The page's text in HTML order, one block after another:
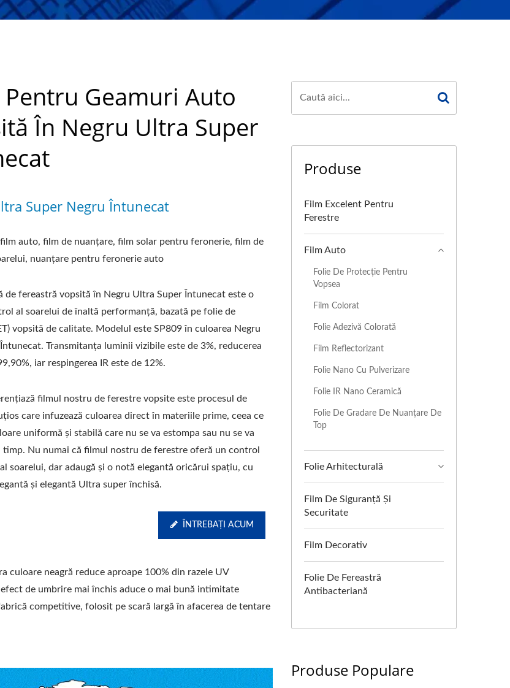
Pentru Geamuri Auto
În Negru Ultra Super
Super Negru Întunecat
auto, film de nuanțare, film solar pentru feronerie, film de
nuanțare pentru feronerie auto
de fereastră vopsită în Negru Ultra Super Întunecat este o
al soarelui de înaltă performanță, bazată pe folie de
vopsită de calitate. Modelul este SP809 în culoarea Negru
Transmitanța luminii vizibile este de 3%, reducerea
iar respingerea IR este de 12%.
filmul nostru de ferestre vopsite este procesul de
care infuzează culoarea direct în materiile prime, ceea ce
uniformă și stabilă care nu se va estompa sau nu se va
timp. Nu numai că filmul nostru de ferestre oferă un control
soarelui, dar adaugă și o notă elegantă oricărui spațiu, cu
și elegantă Ultra super închisă.
ÎNTREBAȚI ACUM
culoare neagră reduce aproape 100% din razele UV
de umbrire mai închis aduce o mai bună intimitate
competitive, folosit pe scară largă în afacerea de tentare
Produse
Film Excelent Pentru
Ferestre
Film Auto
Folie De Protecție Pentru
Vopsea
Film Colorat
Folie Adezivă Colorată
Film Reflectorizant
Folie Nano Cu Pulverizare
Folie IR Nano Ceramică
Folie De Gradare De Nuanțare De
Top
Folie Arhitecturală
Film De Siguranță Și
Securitate
Film Decorativ
Folie De Fereastră
Antibacteriană
Produse Populare